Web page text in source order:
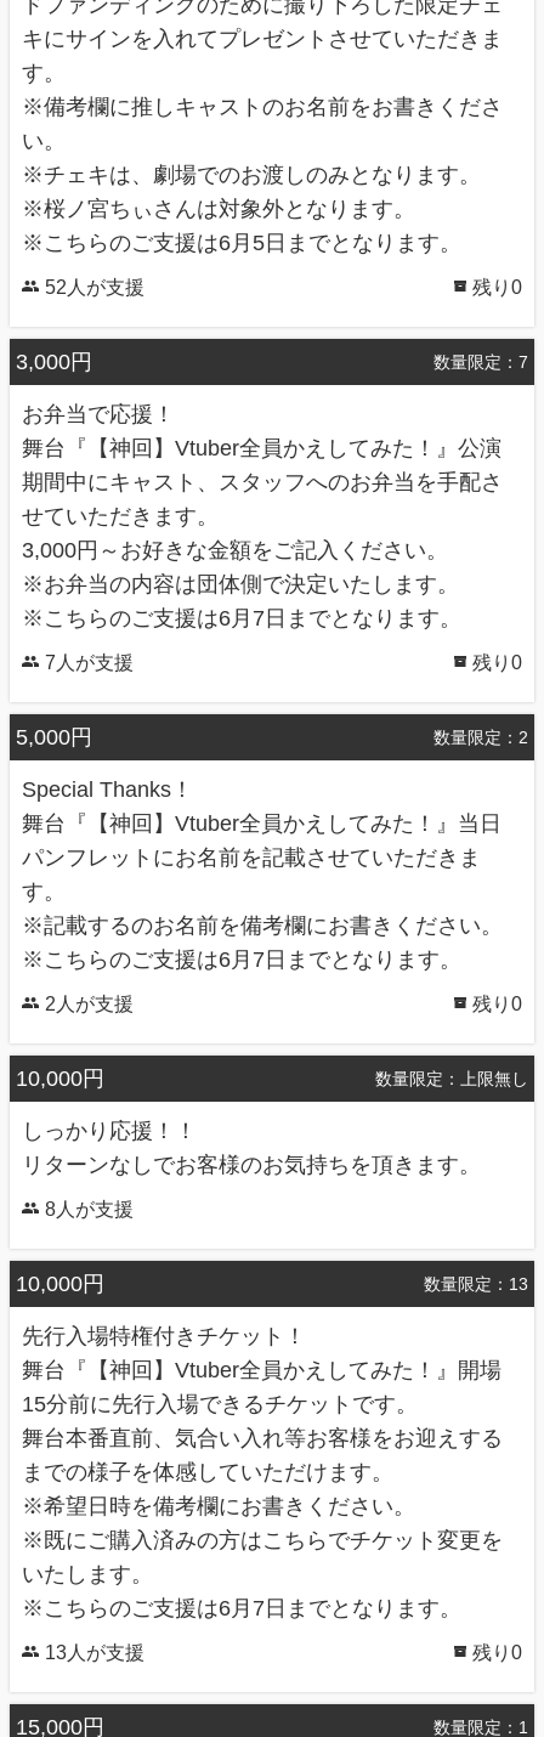
ダブルキャストで出演予定の浅沼日菜多がシングルキャストに変更になりまし
た。 よろしくお願いいたします。
キにサインを入れてプレゼントさせていただきま
す。
※備考欄に推しキャストのお名前をお書きくださ
い。
※チェキは、劇場でのお渡しのみとなります。
※桜ノ宮ちぃさんは対象外となります。
※こちらのご支援は6月5日までとなります。
52人が支援 残り0
3,000円 数量限定：7
お弁当で応援！
舞台『【神回】Vtuber全員かえしてみた！』公演
期間中にキャスト、スタッフへのお弁当を手配さ
せていただきます。
3,000円～お好きな金額をご記入ください。
※お弁当の内容は団体側で決定いたします。
※こちらのご支援は6月7日までとなります。
7人が支援 残り0
5,000円 数量限定：2
Special Thanks！
舞台『【神回】Vtuber全員かえしてみた！』当日
パンフレットにお名前を記載させていただきま
す。
※記載するのお名前を備考欄にお書きください。
※こちらのご支援は6月7日までとなります。
2人が支援 残り0
10,000円 数量限定：上限無し
しっかり応援！！
リターンなしでお客様のお気持ちを頂きます。
8人が支援
10,000円 数量限定：13
先行入場特権付きチケット！
舞台『【神回】Vtuber全員かえしてみた！』開場
15分前に先行入場できるチケットです。
舞台本番直前、気合い入れ等お客様をお迎えする
までの様子を体感していただけます。
※希望日時を備考欄にお書きください。
※既にご購入済みの方はこちらでチケット変更を
いたします。
※こちらのご支援は6月7日までとなります。
13人が支援 残り0
15,000円 数量限定：1